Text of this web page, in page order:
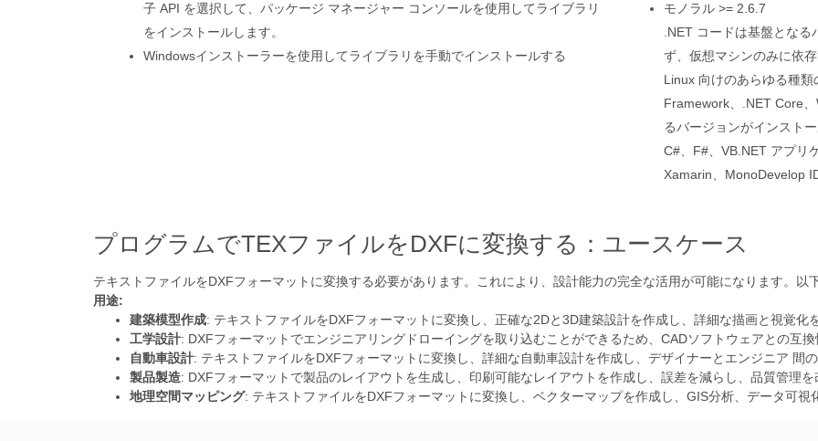
子 API を選択して、パッケージ マネージャー コンソールを使用してライブラリ
をインストールします。
Windowsインストーラーを使用してライブラリを手動でインストールする
モノラル >= 2.6.7
.NET コードは基盤とな
ず、仮想マシンのみに依
Linux 向けのあらゆる種
Framework、.NET Core
るバージョンがインスト
C#、F#、VB.NET アプリ
Xamarin、MonoDevelop
プログラムでTEXファイルをDXFに変換する：ユースケース
テキストファイルをDXFフォーマットに変換する必要があります。これにより、設計能力の完全な活用が可能になります。以
用途:
建築模型作成: テキストファイルをDXFフォーマットに変換し、正確な2Dと3D建築設計を作成し、詳細な描画と視覚化
工学設計: DXFフォーマットでエンジニアリングドローイングを取り込むことができるため、CADソフトウェアとの互換
自動車設計: テキストファイルをDXFフォーマットに変換し、詳細な自動車設計を作成し、デザイナーとエンジニア 間の
製品製造: DXFフォーマットで製品のレイアウトを生成し、印刷可能なレイアウトを作成し、誤差を減らし、品質管理を
地理空間マッピング: テキストファイルをDXFフォーマットに変換し、ベクターマップを作成し、GIS分析、データ可視